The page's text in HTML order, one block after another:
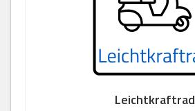
Leichtkraftrad